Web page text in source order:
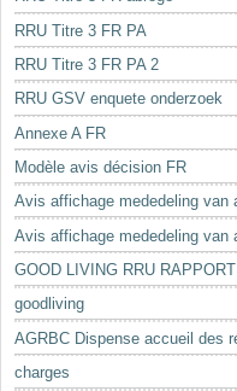
RRU Titre 3 FR PA
RRU Titre 3 FR PA 2
RRU GSV enquete onderzoek
Annexe A FR
Modèle avis décision FR
Avis affichage mededeling van
Avis affichage mededeling van
GOOD LIVING RRU
goodliving
AGRBC Dispense accueil des
charges